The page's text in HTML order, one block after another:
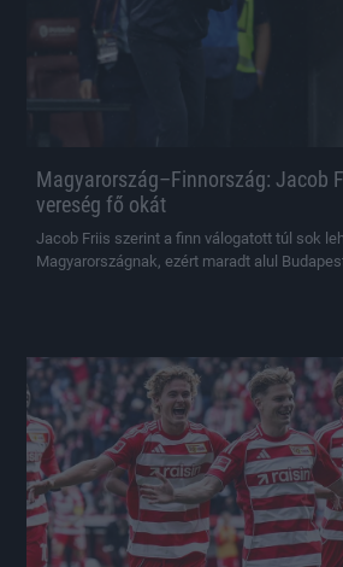
Magyarország–Finnország: Jacob
vereség fő okát
Jacob Friis szerint a finn válogatott túl sok
Magyarországnak, ezért maradt alul